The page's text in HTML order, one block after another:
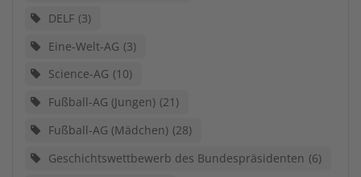
DELF 3
Eine-Welt-AG 3
Science-AG 10
Fußball-AG (Jungen) 21
Fußball-AG (Mädchen) 28
Geschichtswettbewerb des Bundespräsidenten 6